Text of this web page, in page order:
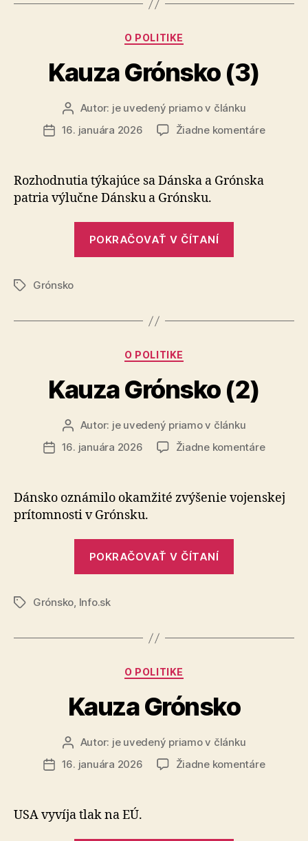
Kategórie
O POLITIKE
Kauza Grónsko (3)
Autor
článku
Autor: je uvedený priamo v článku
Dátum
16. januára 2026 Žiadne komentárena
Rozhodnutia týkajúce sa Dánska a Grónska
patria výlučne Dánsku a Grónsku.
POKRAČOVAŤ V ČÍTANÍ
ZnačkyGrónsko
Kategórie
O POLITIKE
Kauza Grónsko (2)
Autor
článku
Autor: je uvedený priamo v článku
Dátum
16. januára 2026 Žiadne komentárena
(2)
Dánsko oznámilo okamžité zvýšenie vojenskej
prítomnosti v Grónsku.
POKRAČOVAŤ V ČÍTANÍ
ZnačkyGrónsko, Info.sk
Kategórie
O POLITIKE
Kauza Grónsko
Autor
článku
Autor: je uvedený priamo v článku
Dátum
16. januára 2026 Žiadne komentárena
USA vyvíja tlak na EÚ.